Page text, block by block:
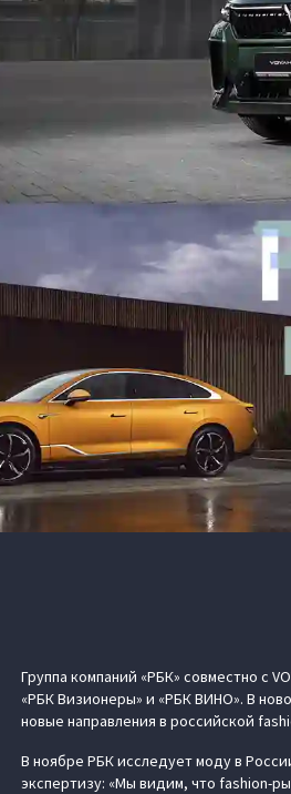
Группа компаний «РБК» совместно с
«РБК Визионеры» и «РБК ВИНО». В
новые направления в российской
В ноябре РБК исследует моду в
экспертизу: «Мы видим, что fashion-